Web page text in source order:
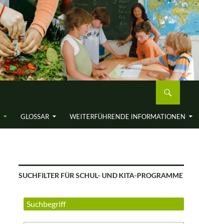
GLOSSAR WEITERFÜH­RENDE INFORMA­TIONEN
SUCHFILTER FÜR SCHUL- UND KITA-PROGRAMME